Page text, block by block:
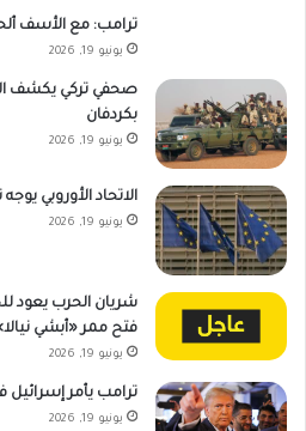
ترامب: مع الأسف
يونيو 19, 2026
صحفي تركي يكشف
بكردفان
يونيو 19, 2026
الاتحاد الأوروبي
يونيو 19, 2026
شريان الحرب يعود
فتح ممر «أبشي
يونيو 19, 2026
ترامب يأمر إسرائيل
يونيو 19, 2026